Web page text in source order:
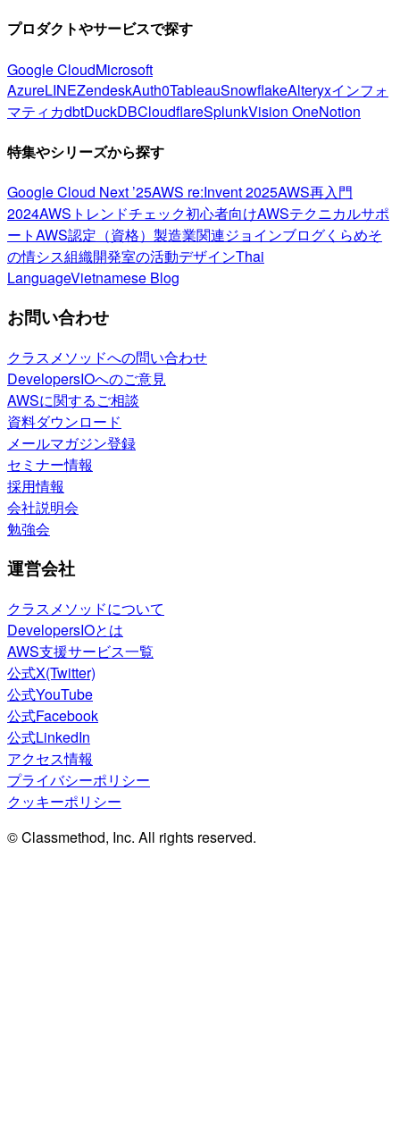
プロダクトやサービスで探す
Google CloudMicrosoft
AzureLINEZendeskAuth0TableauSnowflakeAlteryxインフォ
マティカdbtDuckDBCloudflareSplunkVision OneNotion
特集やシリーズから探す
Google Cloud Next ’25AWS re:Invent 2025AWS再入門
2024AWSトレンドチェック初心者向けAWSテクニカルサポ
ートAWS認定（資格） 製造業関連ジョインブログくらめそ
の情シス組織開発室の活動デザインThai
LanguageVietnamese Blog
お問い合わせ
クラスメソッドへの問い合わせ
DevelopersIOへのご意見
AWSに関するご相談
資料ダウンロード
メールマガジン登録
セミナー情報
採用情報
会社説明会
勉強会
運営会社
クラスメソッドについて
DevelopersIOとは
AWS支援サービス一覧
公式X(Twitter)
公式YouTube
公式Facebook
公式LinkedIn
アクセス情報
プライバシーポリシー
クッキーポリシー
© Classmethod, Inc. All rights reserved.